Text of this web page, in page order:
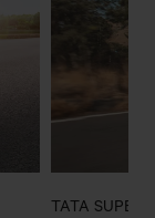
TATA SUPER